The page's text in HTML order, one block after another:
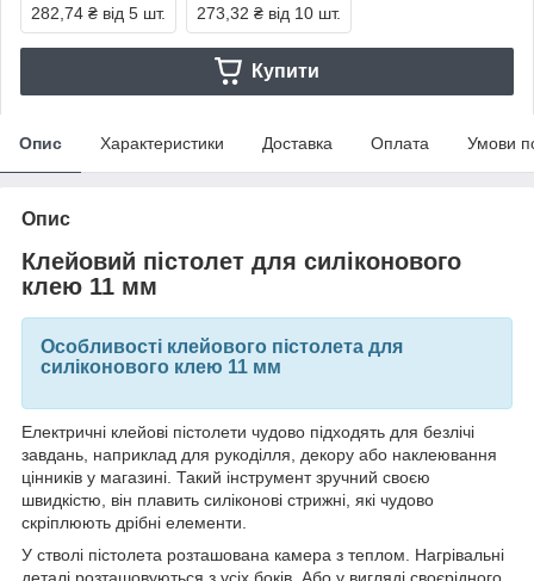
282,74 ₴ від 5 шт. 273,32 ₴ від 10 шт.
Купити
Опис Характеристики Доставка Оплата Умови
Опис
Клейовий пістолет для силіконового
клею 11 мм
Особливості клейового пістолета для
силіконового клею 11 мм
Електричні клейові пістолети чудово підходять для безлічі
завдань, наприклад для рукоділля, декору або наклеювання
цінників у магазині. Такий інструмент зручний своєю
швидкістю, він плавить силіконові стрижні, які чудово
скріплюють дрібні елементи.
У стволі пістолета розташована камера з теплом. Нагрівальні